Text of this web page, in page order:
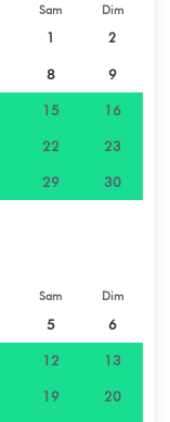
Sam Dim
1 2
8 9
15 16
22 23
29 30
Sam Dim
5 6
12 13
19 20